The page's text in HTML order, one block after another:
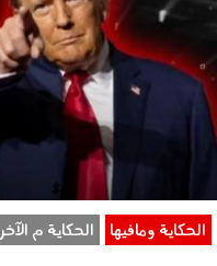
الحكاية ومافيها الحكاية م الآخر